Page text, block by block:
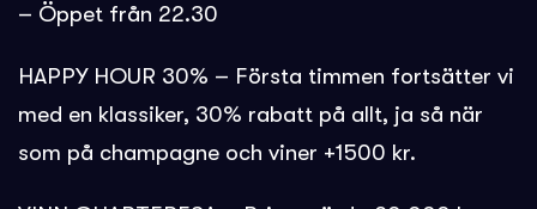
– Öppet från 22.30
HAPPY HOUR 30% – Första timmen fortsätter vi
med en klassiker, 30% rabatt på allt, ja så när
som på champagne och viner +1500 kr.